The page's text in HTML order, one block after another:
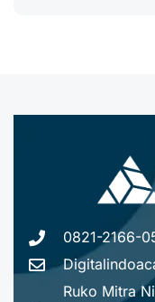
0821-2166-
Ruko Mitra